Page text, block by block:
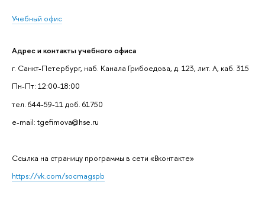
Учебный офис
Адрес и контакты учебного офиса
г. Санкт-Петербург, наб. Канала Грибоедова, д. 123, лит. А, каб. 315
Пн-Пт: 12:00-18:00
тел. 644-59-11 доб. 61750
e-mail: tgefimova@hse.ru
Cсылка на страницу программы в сети «Вконтакте»
https://vk.com/socmagspb